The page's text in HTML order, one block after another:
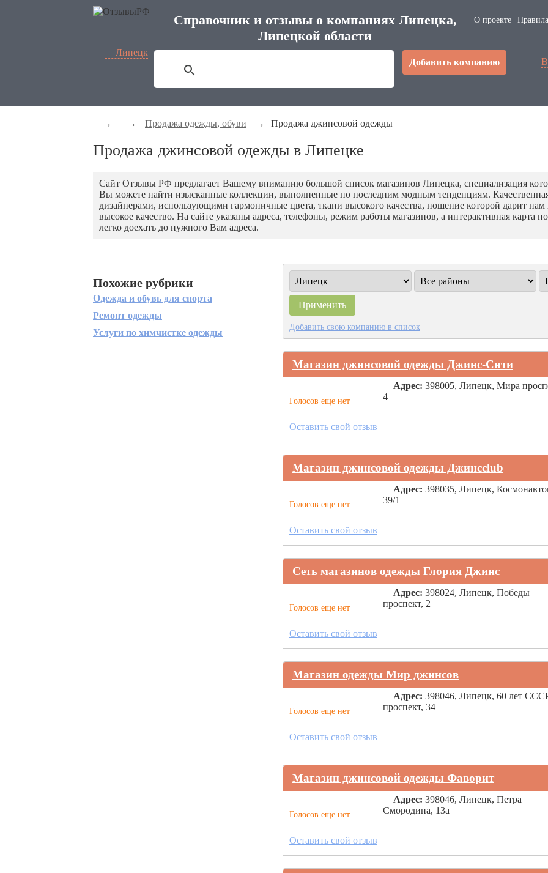
Справочник и отзывы о компаниях Липецка,
Липецкой области
О проекте
Липецк
Добавить компанию
→ → Продажа одежды, обуви → Продажа джинсовой одежды
Продажа джинсовой одежды в Липецке
Сайт Отзывы РФ предлагает Вашему вниманию большой список магазинов Липецка, специализация
Вы можете найти изысканные коллекции, выполненные по последним модным тенденциям.
дизайнерами, использующими гармоничные цвета, ткани высокого качества, ношение которой дарит
высокое качество. На сайте указаны адреса, телефоны, режим работы магазинов, а интерактивная карта
легко доехать до нужного Вам адреса.
Добавить свою компанию в список
Магазин джинсовой одежды Джинс-Сити
Голосов еще нет
Адрес: 398005, Липецк, Мира
4
Оставить свой отзыв
Магазин джинсовой одежды Джинсclub
Голосов еще нет
Адрес: 398035, Липецк,
39/1
Оставить свой отзыв
Сеть магазинов одежды Глория Джинс
Голосов еще нет
Адрес: 398024, Липецк, Победы
проспект, 2
Оставить свой отзыв
Магазин одежды Мир джинсов
Голосов еще нет
Адрес: 398046, Липецк, 60 лет
проспект, 34
Оставить свой отзыв
Магазин джинсовой одежды Фаворит
Голосов еще нет
Адрес: 398046, Липецк, Петра
Смородина, 13а
Оставить свой отзыв
Похожие рубрики
Одежда и обувь для спорта
Ремонт одежды
Услуги по химчистке одежды